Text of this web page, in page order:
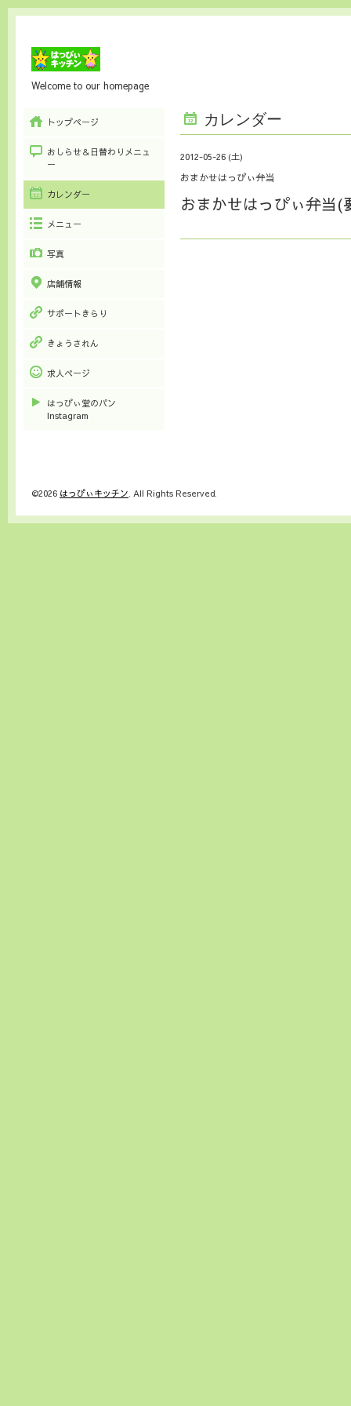
Welcome to our homepage
カレンダー
2012-05-26 (土)
おまかせはっぴぃ弁当
おまかせはっぴぃ弁当
トップページ
おしらせ＆日替わりメニュ
ー
カレンダー
メニュー
写真
店舗情報
サポートきらり
きょうされん
求人ページ
はっぴぃ堂のパン
Instagram
©2026 はっぴぃキッチン. All Rights Reserved.